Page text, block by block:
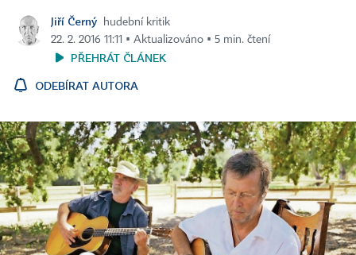
Jiří Černý
hudební kritik
22. 2. 2016 11:11 ▪ Aktualizováno ▪ 5 min. čtení
PŘEHRÁT ČLÁNEK
ODEBÍRAT AUTORA